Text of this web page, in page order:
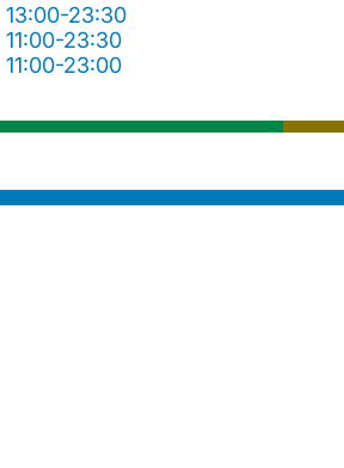
13:00-23:30
11:00-23:30
11:00-23:00